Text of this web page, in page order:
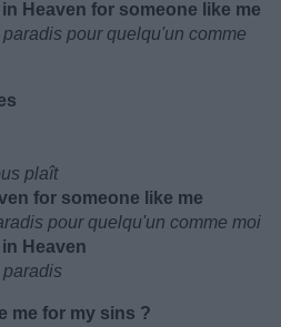
Heaven for someone like me
pour quelqu'un comme
plaît
for someone like me
pour quelqu'un comme moi
Heaven
paradis
me for my sins ?